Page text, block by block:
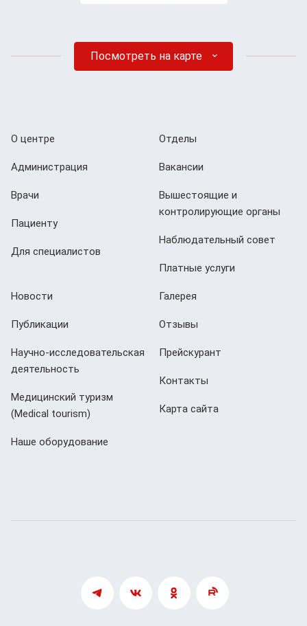
Посмотреть на карте
О центре
Администрация
Врачи
Пациенту
Для специалистов
Отделы
Вакансии
Вышестоящие и
контролирующие органы
Наблюдательный совет
Платные услуги
Новости
Публикации
Научно-исследовательская
деятельность
Медицинский туризм
(Мedical tourism)
Наше оборудование
Галерея
Отзывы
Прейскурант
Контакты
Карта сайта